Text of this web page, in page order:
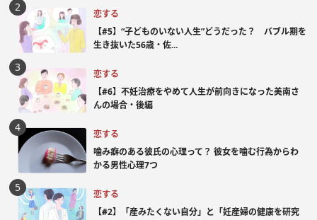
恋する
【#5】“子どものいない人生”どうだった？ バブル期を
生き抜いた56歳・佐...
恋する
【#6】不妊治療をやめて人生が前向きになった美南さ
んの場合・後編
恋する
噛み癖のある彼氏の心理って？ 彼女を噛む行為からわ
かる男性心理7つ
恋する
【#2】「産みたくない自分」と「妊産婦の健康を研究